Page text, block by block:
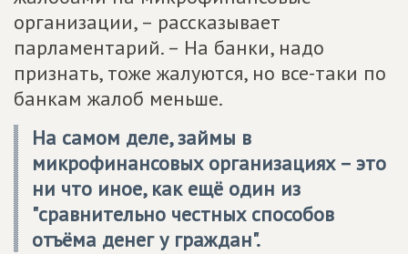
организации, – рассказывает
парламентарий. – На банки, надо
признать, тоже жалуются, но все-таки по
банкам жалоб меньше.
На самом деле, займы в
микрофинансовых организациях – это
ни что иное, как ещё один из
"сравнительно честных способов
отъёма денег у граждан".